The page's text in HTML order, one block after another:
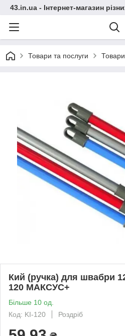
43.in.ua - Інтернет-магазин
Товари та послуги
Кий (ручка) для швабри
120 МАКСУС+
Більше 10 од.
Код: KI-120
Роздріб